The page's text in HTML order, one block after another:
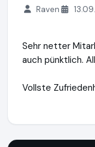
Raven
Sehr netter
auch pünktlich.
Vollste